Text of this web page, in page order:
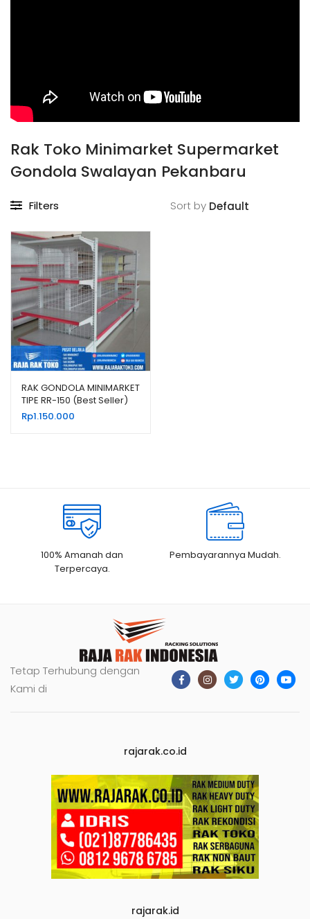
Rak Toko Minimarket Supermarket
Gondola Swalayan Pekanbaru
Filters Sort by
RAK GONDOLA MINIMARKET
TIPE RR-150 (Best Seller)
RAJARAK
Rp1.150.000
100% Amanah dan
Terpercaya.
Pembayarannya Mudah.
Tetap Terhubung dengan
Kami di
rajarak.co.id
rajarak.id